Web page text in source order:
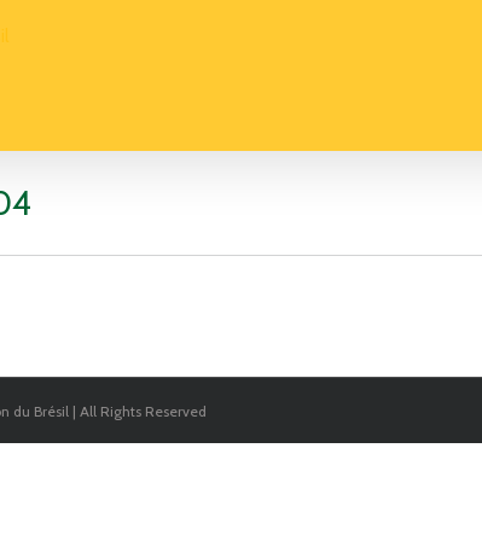
du Brésil | All Rights Reserved